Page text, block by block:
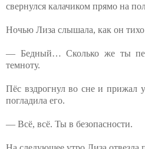
свернулся калачиком прямо на
Ночью Лиза слышала, как он тихо
— Бедный… Сколько же ты
темноту.
Пёс вздрогнул во сне и прижал
погладила его.
— Всё, всё. Ты в безопасности.